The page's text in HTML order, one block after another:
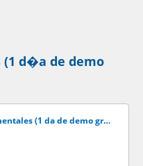
d�a de demo
Seales Fundamentales (1 da de demo gratis)